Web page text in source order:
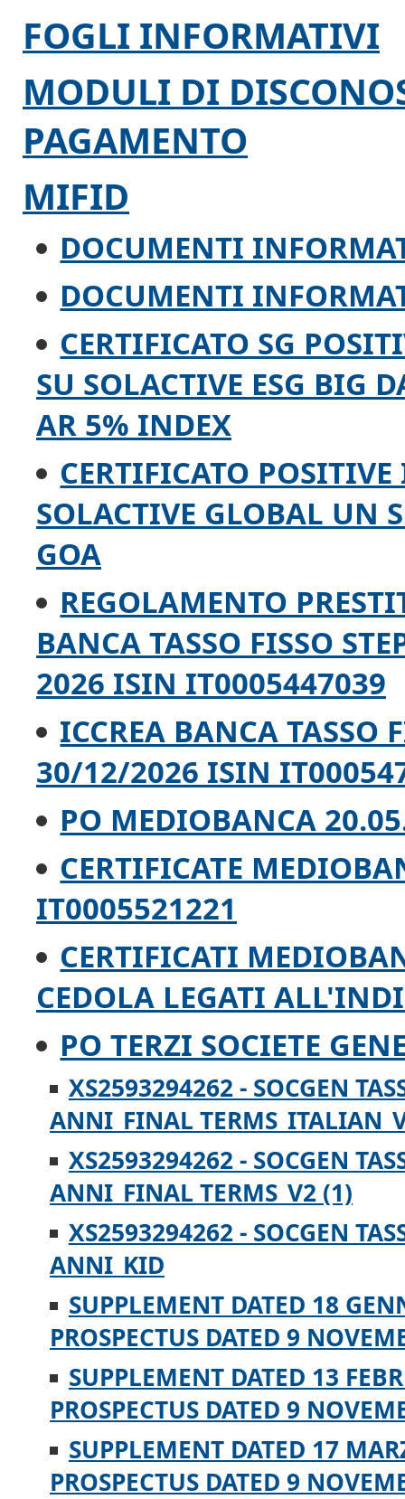
FOGLI INFORMATIVI
MODULI DI
PAGAMENTO
MIFID
DOCUMENTI
DOCUMENTI
CERTIFICATO SG
SU SOLACTIVE ESG BIG
AR 5% INDEX
CERTIFICATO
SOLACTIVE GLOBAL UN
GOA
REGOLAMENTO
BANCA TASSO FISSO
2026 ISIN IT0005447039
ICCREA BANCA TASSO
30/12/2026 ISIN
PO MEDIOBANCA
CERTIFICATE
IT0005521221
CERTIFICATI
CEDOLA LEGATI
PO TERZI SOCIETE
XS2593294262 - SOCGEN
ANNI_FINAL
XS2593294262 - SOCGEN
ANNI_FINAL TERMS_V2 (1)
XS2593294262 - SOCGEN
ANNI_KID
SUPPLEMENT DATED 18
PROSPECTUS DATED 9
SUPPLEMENT DATED 13
PROSPECTUS DATED 9
SUPPLEMENT DATED 17
PROSPECTUS DATED 9